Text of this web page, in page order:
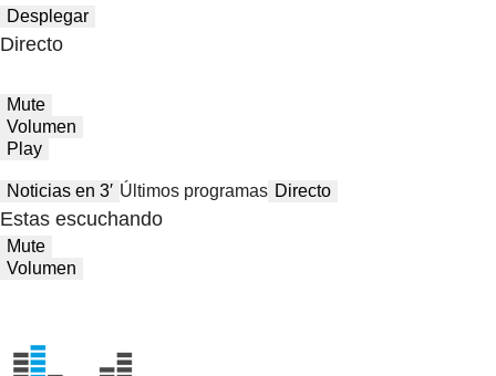
Desplegar
Directo
Mute
Volumen
Play
Noticias en 3′ Últimos programas Directo
Estas escuchando
Mute
Volumen